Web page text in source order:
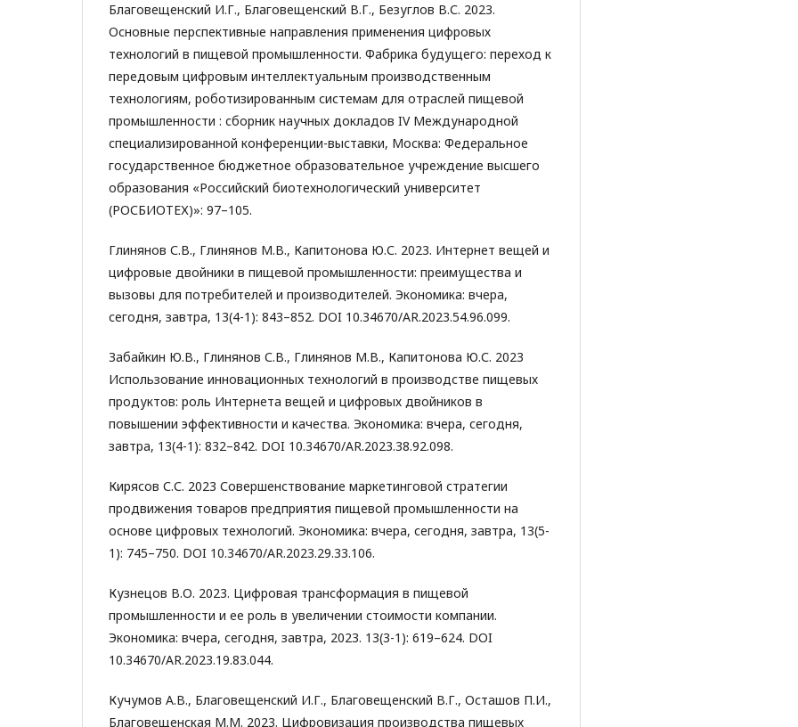
Благовещенский И.Г., Благовещенский В.Г., Безуглов В.С. 2023.
Основные перспективные направления применения цифровых
технологий в пищевой промышленности. Фабрика будущего: переход к
передовым цифровым интеллектуальным производственным
технологиям, роботизированным системам для отраслей пищевой
промышленности : сборник научных докладов IV Международной
специализированной конференции-выставки, Москва: Федеральное
государственное бюджетное образовательное учреждение высшего
образования «Российский биотехнологический университет
(РОСБИОТЕХ)»: 97–105.
Глинянов С.В., Глинянов М.В., Капитонова Ю.С. 2023. Интернет вещей и
цифровые двойники в пищевой промышленности: преимущества и
вызовы для потребителей и производителей. Экономика: вчера,
сегодня, завтра, 13(4-1): 843–852. DOI 10.34670/AR.2023.54.96.099.
Забайкин Ю.В., Глинянов С.В., Глинянов М.В., Капитонова Ю.С. 2023
Использование инновационных технологий в производстве пищевых
продуктов: роль Интернета вещей и цифровых двойников в
повышении эффективности и качества. Экономика: вчера, сегодня,
завтра, 13(4-1): 832–842. DOI 10.34670/AR.2023.38.92.098.
Кирясов С.С. 2023 Совершенствование маркетинговой стратегии
продвижения товаров предприятия пищевой промышленности на
основе цифровых технологий. Экономика: вчера, сегодня, завтра, 13(5-
1): 745–750. DOI 10.34670/AR.2023.29.33.106.
Кузнецов В.О. 2023. Цифровая трансформация в пищевой
промышленности и ее роль в увеличении стоимости компании.
Экономика: вчера, сегодня, завтра, 2023. 13(3-1): 619–624. DOI
10.34670/AR.2023.19.83.044.
Кучумов А.В., Благовещенский И.Г., Благовещенский В.Г., Осташов П.И.,
Благовещенская М.М. 2023. Цифровизация производства пищевых